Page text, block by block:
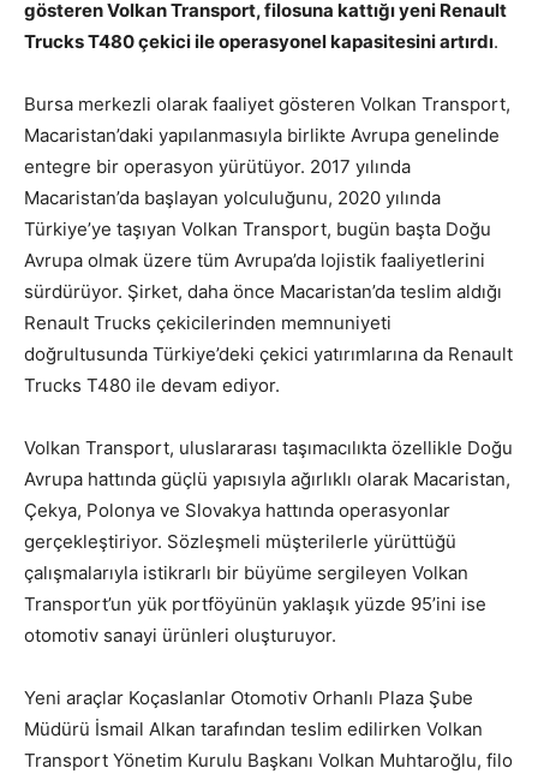
gösteren Volkan Transport, filosuna kattığı yeni Renault
Trucks T480 çekici ile operasyonel kapasitesini artırdı.
Bursa merkezli olarak faaliyet gösteren Volkan Transport,
Macaristan’daki yapılanmasıyla birlikte Avrupa genelinde
entegre bir operasyon yürütüyor. 2017 yılında
Macaristan’da başlayan yolculuğunu, 2020 yılında
Türkiye’ye taşıyan Volkan Transport, bugün başta Doğu
Avrupa olmak üzere tüm Avrupa’da lojistik faaliyetlerini
sürdürüyor. Şirket, daha önce Macaristan’da teslim aldığı
Renault Trucks çekicilerinden memnuniyeti
doğrultusunda Türkiye’deki çekici yatırımlarına da Renault
Trucks T480 ile devam ediyor.
Volkan Transport, uluslararası taşımacılıkta özellikle Doğu
Avrupa hattında güçlü yapısıyla ağırlıklı olarak Macaristan,
Çekya, Polonya ve Slovakya hattında operasyonlar
gerçekleştiriyor. Sözleşmeli müşterilerle yürüttüğü
çalışmalarıyla istikrarlı bir büyüme sergileyen Volkan
Transport’un yük portföyünün yaklaşık yüzde 95’ini ise
otomotiv sanayi ürünleri oluşturuyor.
Yeni araçlar Koçaslanlar Otomotiv Orhanlı Plaza Şube
Müdürü İsmail Alkan tarafından teslim edilirken Volkan
Transport Yönetim Kurulu Başkanı Volkan Muhtaroğlu, filo